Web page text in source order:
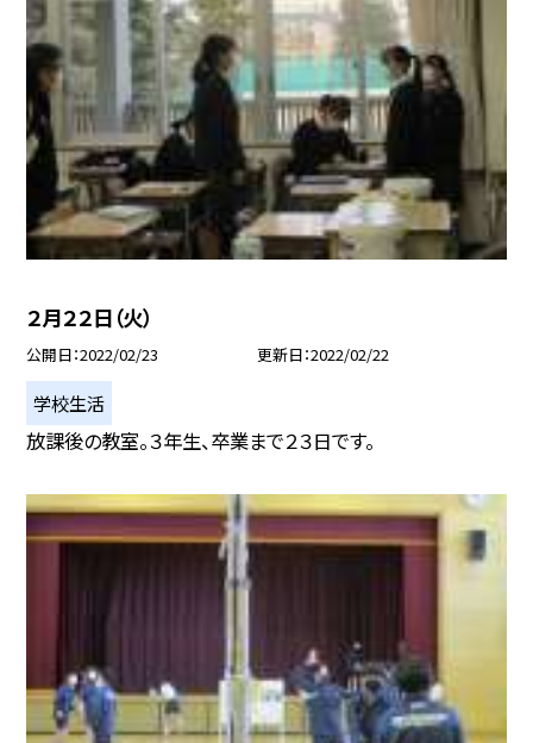
２月２２日（火）
公開日 2022/02/23 更新日 2022/02/22
学校生活
放課後の教室。３年生、卒業まで２３日です。